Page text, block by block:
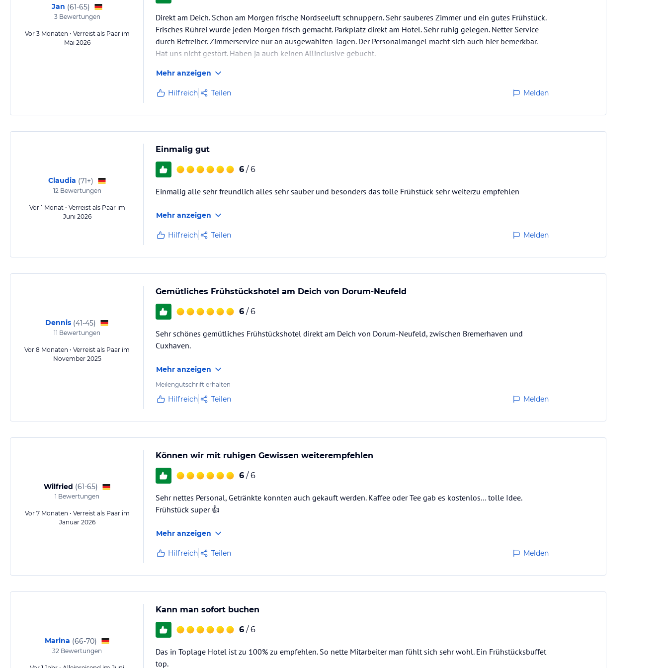
Jan (61-65)
3Bewertungen
Vor 3 Monaten • Verreist als Paar im
Mai 2026
Direkt am Deich. Schon am Morgen frische Nordseeluft schnuppern. Sehr sauberes Zimmer und ein gutes Frühstück.
Frisches Rührei wurde jeden Morgen frisch gemacht. Parkplatz direkt am Hotel. Sehr ruhig gelegen. Netter Service
durch Betreiber. Zimmerservice nur an ausgewählten Tagen. Der Personalmangel macht sich auch hier bemerkbar.
Hat uns nicht gestört. Haben ja auch keinen Allinclusive gebucht.
Ostsee. Wir…
Mehr anzeigen
Hilfreich Teilen Melden
Claudia (71+)
12Bewertungen
Vor 1 Monat • Verreist als Paar im
Juni 2026
Einmalig gut
6 / 6
Einmalig alle sehr freundlich alles sehr sauber und besonders das tolle Frühstück sehr weiterzu empfehlen
Mehr anzeigen
Hilfreich Teilen Melden
Dennis (41-45)
11 Bewertungen
Vor 8 Monaten • Verreist als Paar im
November 2025
Gemütliches Frühstückshotel am Deich von Dorum-Neufeld
6 / 6
Sehr schönes gemütliches Frühstückshotel direkt am Deich von Dorum-Neufeld, zwischen Bremerhaven und
Cuxhaven.
Mehr anzeigen
Meilengutschrift erhalten
Hilfreich Teilen Melden
Wilfried (61-65)
1 Bewertungen
Vor 7 Monaten • Verreist als Paar im
Januar 2026
Können wir mit ruhigen Gewissen weiterempfehlen
6 / 6
Sehr nettes Personal, Getränkte konnten auch gekauft werden. Kaffee oder Tee gab es kostenlos… tolle Idee.
Frühstück super 👍
Mehr anzeigen
Hilfreich Teilen Melden
Marina (66-70)
32 Bewertungen
Kann man sofort buchen
6 / 6
Das in Toplage Hotel ist zu 100% zu empfehlen. So nette Mitarbeiter man fühlt sich sehr wohl. Ein Frühstücksbuffet
top.